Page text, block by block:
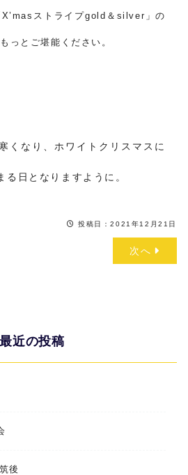
ストライプgold＆silver」の
っとご堪能ください。
くなり、ホワイトクリスマスに
る日となりますように。
投稿日：2021年12月21日
次へ
最近の投稿
後